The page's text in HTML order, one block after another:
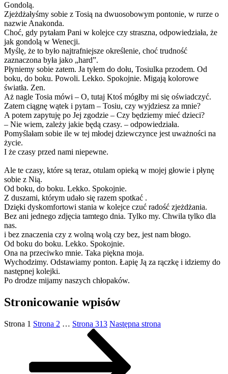
Gondolą.
Zjeżdżałyśmy sobie z Tosią na dwuosobowym pontonie, w rurze o
nazwie Anakonda.
Choć, gdy pytałam Pani w kolejce czy straszna, odpowiedziała, że
jak gondolą w Wenecji.
Myślę, że to było najtrafniejsze określenie, choć trudność
zaznaczona była jako „hard”.
Płyniemy sobie zatem. Ja tyłem do dołu, Tosiulka przodem. Od
boku, do boku. Powoli. Lekko. Spokojnie. Migają kolorowe
światła. Zen.
Aż nagle Tosia mówi – O, tutaj Ktoś mógłby mi się oświadczyć.
Zatem ciągnę wątek i pytam – Tosiu, czy wyjdziesz za mnie?
A potem zapytuję po Jej zgodzie – Czy będziemy mieć dzieci?
– Nie wiem, zależy jakie będą czasy. – odpowiedziała.
Pomyślałam sobie ile w tej młodej dziewczynce jest uważności na
życie.
I że czasy przed nami niepewne.
Ale te czasy, które są teraz, otulam opieką w mojej głowie i płynę
sobie z Nią.
Od boku, do boku. Lekko. Spokojnie.
Z duszami, którym udało się razem spotkać .
Dzięki dyskomfortowi stania w kolejce czuć radość zjeżdżania.
Bez ani jednego zdjęcia tamtego dnia. Tylko my. Chwila tylko dla
nas.
i bez znaczenia czy z wolną wolą czy bez, jest nam błogo.
Od boku do boku. Lekko. Spokojnie.
Ona na przeciwko mnie. Taka piękna moja.
Wychodzimy. Odstawiamy ponton. Łapię Ją za rączkę i idziemy do
następnej kolejki.
Po drodze mijamy naszych chłopaków.
Stronicowanie wpisów
Strona 1 Strona 2 … Strona 313 Następna strona